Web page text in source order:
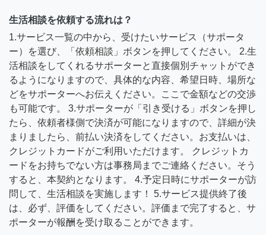
生活相談を依頼する流れは？
1.サービス一覧の中から、受けたいサービス（サポータ
ー）を選び、「依頼相談」ボタンを押してください。 2.生
活相談をしてくれるサポーターと直接個別チャットができ
るようになりますので、具体的な内容、希望日時、場所な
どをサポーターへお伝えください。ここで金額などの交渉
も可能です。 3.サポーターが「引き受ける」ボタンを押し
たら、依頼者様側で決済が可能になりますので、詳細が決
まりましたら、前払い決済をしてください。お支払いは、
クレジットカードがご利用いただけます。 クレジットカ
ードをお持ちでない方は事務局までご連絡ください。そう
すると、本契約となります。 4.予定日時にサポーターが訪
問して、生活相談を実施します！ 5.サービス提供終了後
は、必ず、評価をしてください。評価まで完了すると、サ
ポーターが報酬を受け取ることができます。